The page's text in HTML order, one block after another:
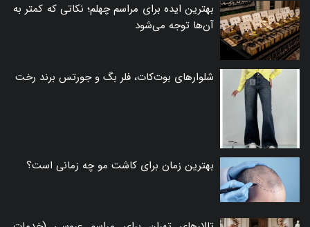
بهترین ایده برای مراسم چهلم؛ نکاتی که کمتر به
آن‌ها توجه می‌شود
شلوارهای بوت‌کات، فلر بگ و جورتس برند رخت
بهترین زمان برای کاشت مو چه زمانی است؟